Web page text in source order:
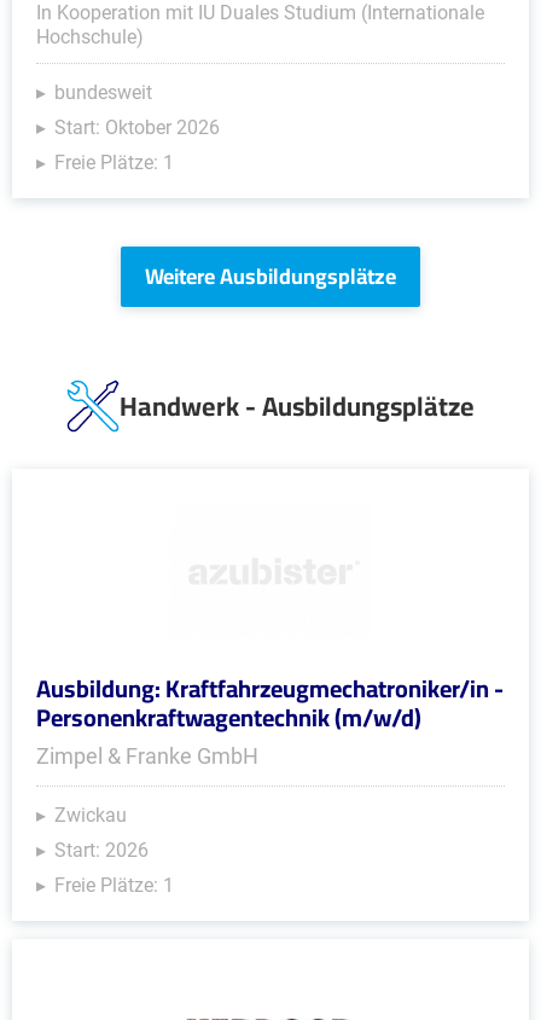
In Kooperation mit IU Duales Studium (Internationale
Hochschule)
bundesweit
Start: Oktober 2026
Freie Plätze: 1
Weitere Ausbildungsplätze
Handwerk - Ausbildungsplätze
Ausbildung: Kraftfahrzeugmechatroniker/in -
Personenkraftwagentechnik (m/w/d)
Zimpel & Franke GmbH
Zwickau
Start: 2026
Freie Plätze: 1